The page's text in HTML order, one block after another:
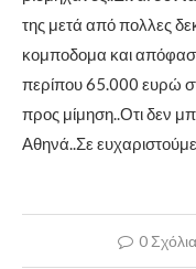
της μετά από πολλες
κομποδομα και
περίπου 65.000 ευρώ
προς μίμηση..Οτι δεν
Αθηνά..Σε
0 Σχόλια